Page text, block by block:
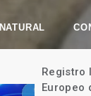
Registro
Europeo